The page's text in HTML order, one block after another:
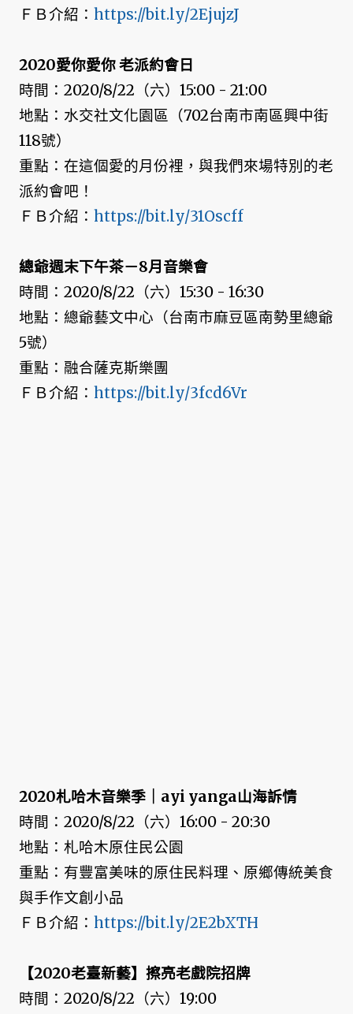
ＦＢ介紹： https://bit.ly/2EjujzJ
2020愛你愛你 老派約會日
時間：2020/8/22（六）15:00 - 21:00
地點：水交社文化園區（702台南市南區興中街
118號）
重點：在這個愛的月份裡，與我們來場特別的老
派約會吧！
ＦＢ介紹： https://bit.ly/31Oscff
總爺週末下午茶－8月音樂會
時間：2020/8/22（六）15:30 - 16:30
地點：總爺藝文中心（台南市麻豆區南勢里總爺
5號）
重點：融合薩克斯樂團
ＦＢ介紹： https://bit.ly/3fcd6Vr
2020札哈木音樂季｜ayi yanga山海訴情
時間：2020/8/22（六）16:00 - 20:30
地點：札哈木原住民公園
重點：有豐富美味的原住民料理、原鄉傳統美食
與手作文創小品
ＦＢ介紹： https://bit.ly/2E2bXTH
【2020老臺新藝】擦亮老戲院招牌
時間：2020/8/22（六）19:00